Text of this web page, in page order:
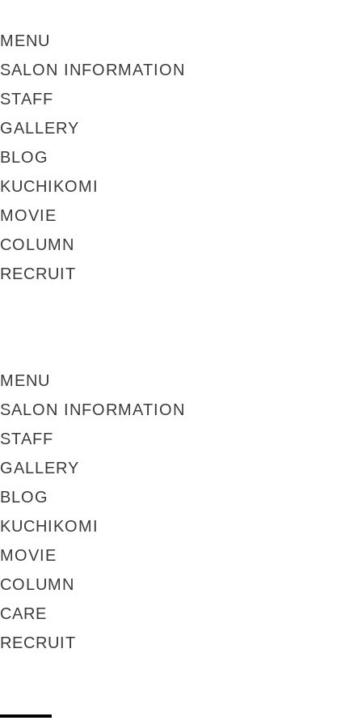
MENU
SALON INFORMATION
STAFF
GALLERY
BLOG
KUCHIKOMI
MOVIE
COLUMN
RECRUIT
MENU
SALON INFORMATION
STAFF
GALLERY
BLOG
KUCHIKOMI
MOVIE
COLUMN
CARE
RECRUIT